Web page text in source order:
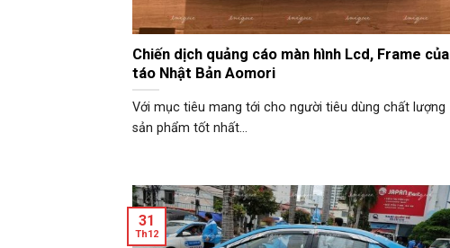
Chiến dịch quảng cáo màn hình Lcd, Frame của
táo Nhật Bản Aomori
Với mục tiêu mang tới cho người tiêu dùng chất lượng
sản phẩm tốt nhất...
31
Th12